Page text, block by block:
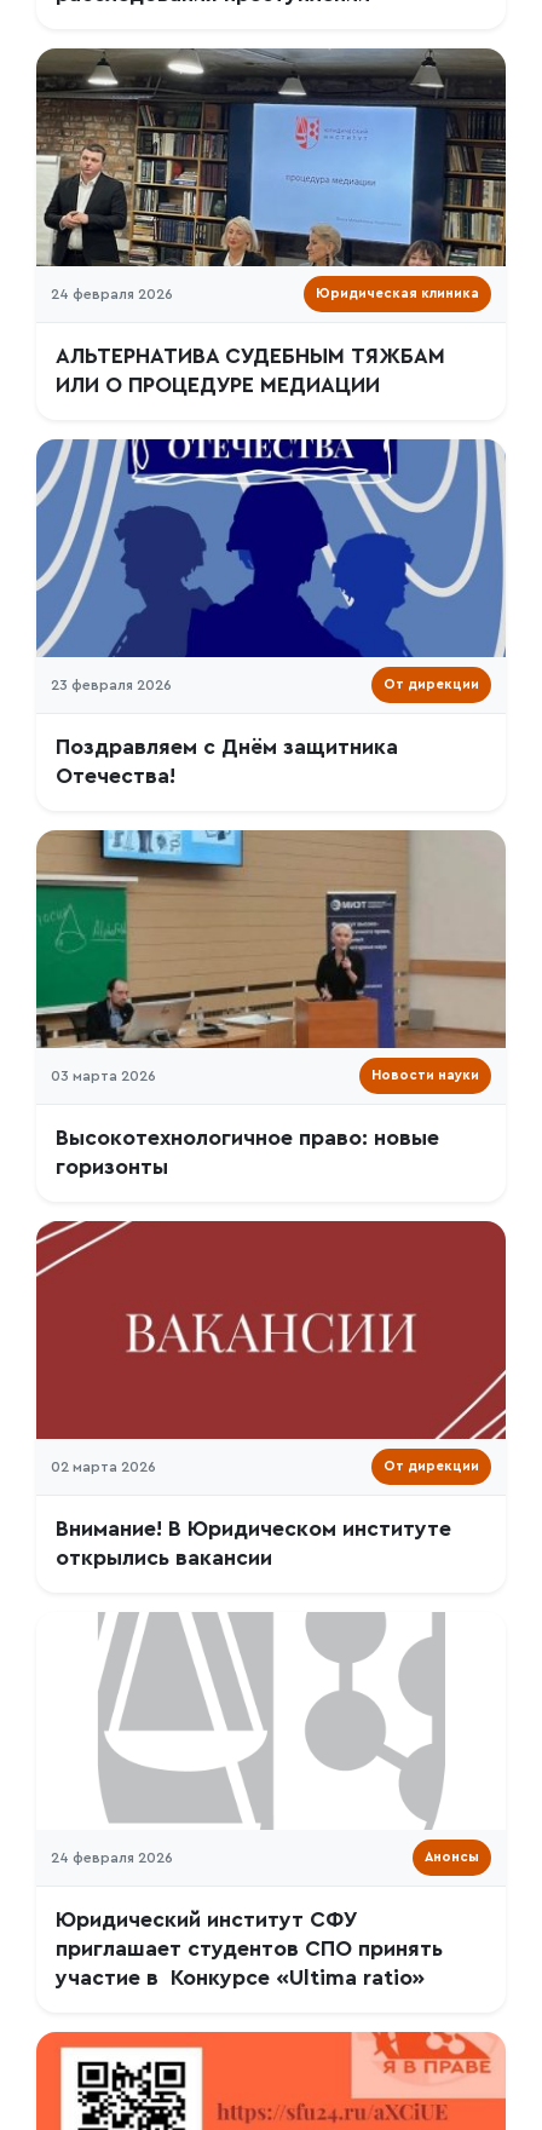
24 февраля 2026 Юридическая клиника
АЛЬТЕРНАТИВА СУДЕБНЫМ ТЯЖБАМ
ИЛИ О ПРОЦЕДУРЕ МЕДИАЦИИ
23 февраля 2026 От дирекции
Поздравляем с Днём защитника
Отечества!
03 марта 2026 Новости науки
Высокотехнологичное право: новые
горизонты
02 марта 2026 От дирекции
Внимание! В Юридическом институте
открылись вакансии
24 февраля 2026 Анонсы
Юридический институт СФУ
приглашает студентов СПО принять
участие в Конкурсе «Ultima ratio»